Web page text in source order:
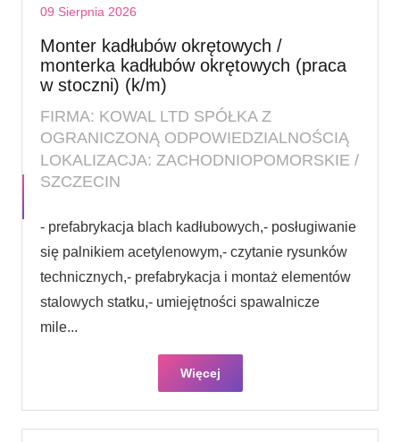
09 Sierpnia 2026
Monter kadłubów okrętowych /
monterka kadłubów okrętowych (praca
w stoczni) (k/m)
FIRMA: KOWAL LTD SPÓŁKA Z
OGRANICZONĄ ODPOWIEDZIALNOŚCIĄ
LOKALIZACJA: ZACHODNIOPOMORSKIE /
SZCZECIN
- prefabrykacja blach kadłubowych,- posługiwanie
się palnikiem acetylenowym,- czytanie rysunków
technicznych,- prefabrykacja i montaż elementów
stalowych statku,- umiejętności spawalnicze
mile...
Więcej